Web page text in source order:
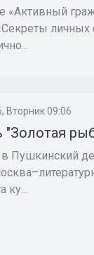
«Активный
Вторник 09:06
"Золотая
Пушкинский
ку...